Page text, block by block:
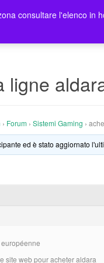
Home
ligne
› Forum › Sistemi Gaming ›
ed è stato aggiornato
site web pour acheter aldara
consultare l'elenco